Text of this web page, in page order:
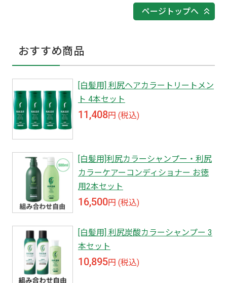
ページトップへ
おすすめ商品
[白髪用] 利尻ヘアカラートリートメン
ト 4本セット
11,408円 (税込)
[白髪用]利尻カラーシャンプー・利尻
カラーケアーコンディショナー お徳
用2本セット
16,500円 (税込)
[白髪用] 利尻炭酸カラーシャンプー 3
本セット
10,895円 (税込)